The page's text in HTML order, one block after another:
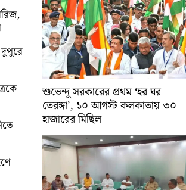
শুভেন্দু সরকারের প্রথম ‘হর ঘর
তেরঙ্গা’, ১০ আগস্ট কলকাতায় ৩০
হাজারের মিছিল